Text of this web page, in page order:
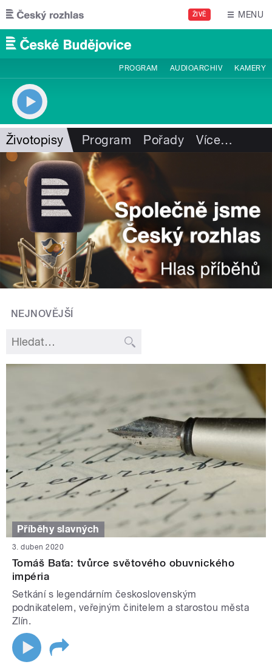
Přejít k hlavnímu obsahu
ŽIVĚ MENU
PROGRAM AUDIOARCHIV KAMERY
Životopisy Program Pořady Více…
NEJNOVĚJŠÍ
Příběhy slavných
3. duben 2020
Tomáš Baťa: tvůrce světového obuvnického
impéria
Setkání s legendárním československým
podnikatelem, veřejným činitelem a starostou města
Zlín.